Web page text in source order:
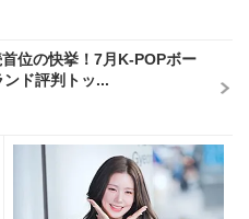
位の快挙！7月K-POPボー
ド評判トッ...